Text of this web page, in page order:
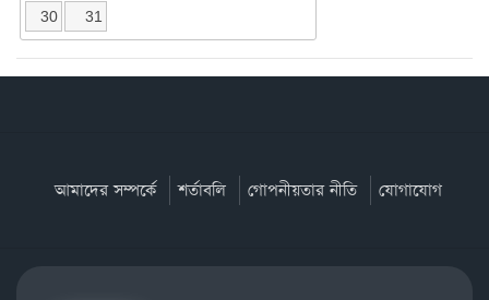
30
31
আমাদের সম্পর্কে শর্তাবলি গোপনীয়তার নীতি যোগাযোগ